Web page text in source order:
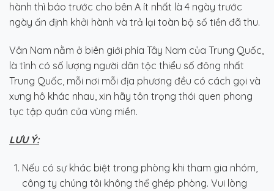
hành thì báo trước cho bên A ít nhất là 4 ngày trước
ngày ấn định khởi hành và trả lại toàn bộ số tiền đã thu.
Vân Nam nằm ở biên giới phía Tây Nam của Trung Quốc,
là tỉnh có số lượng người dân tộc thiểu số đông nhất
Trung Quốc, mỗi nơi mỗi địa phương đều có cách gọi và
xưng hô khác nhau, xin hãy tôn trọng thói quen phong
tục tập quán của vùng miền.
LƯU Ý:
Nếu có sự khác biệt trong phòng khi tham gia nhóm,
công ty chúng tôi không thể ghép phòng. Vui lòng